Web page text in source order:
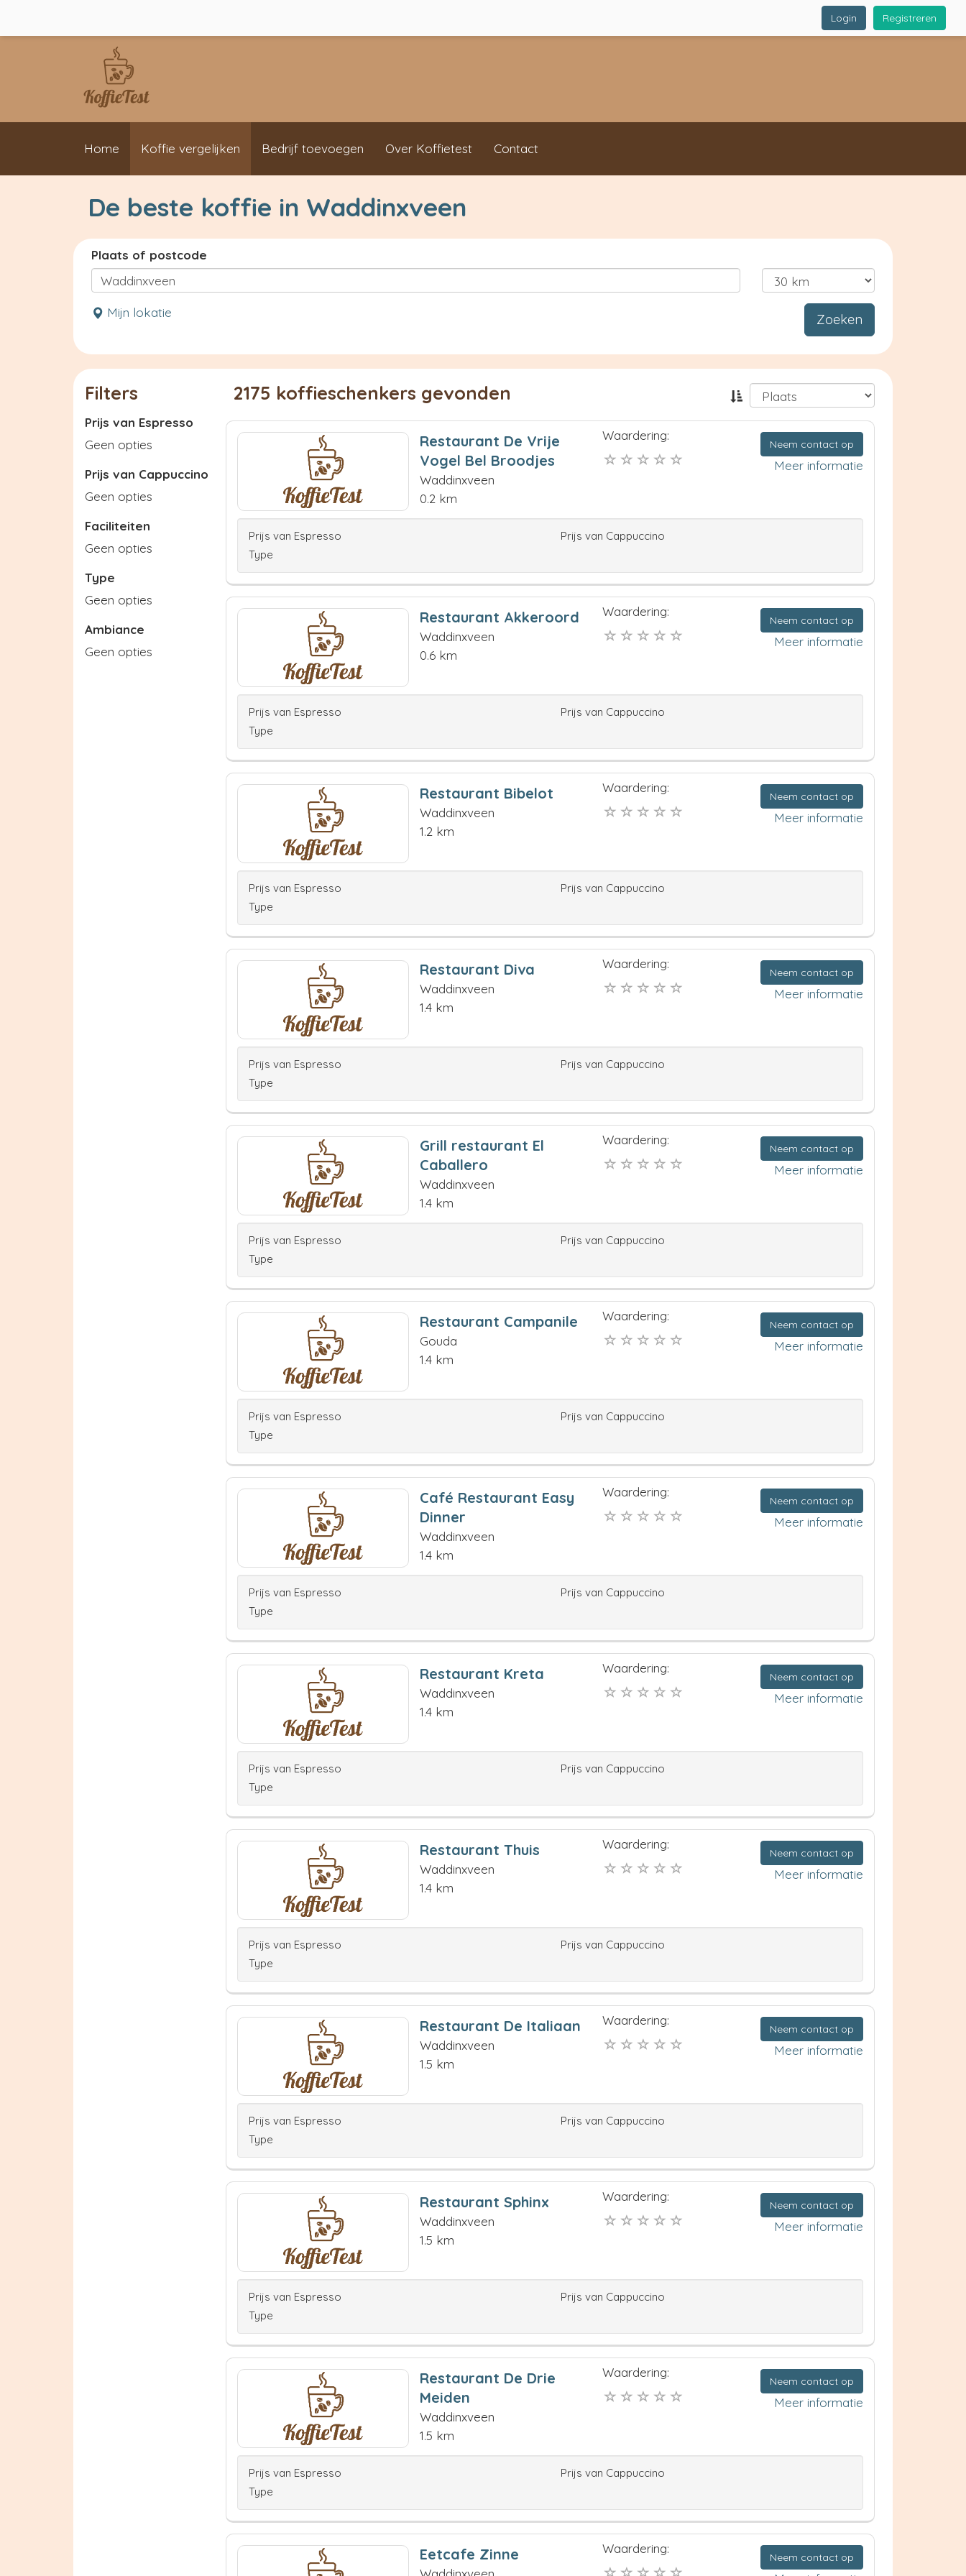
Registreren
Login
Home Koffie vergelijken Bedrijf toevoegen Over Koffietest Contact
De beste koffie in Waddinxveen
Plaats of postcode
Mijn lokatie Zoeken
Filters
Prijs van Espresso
Geen opties
Prijs van Cappuccino
Geen opties
Faciliteiten
Geen opties
Type
Geen opties
Ambiance
Geen opties
2175 koffieschenkers gevonden
Restaurant De Vrije
Vogel Bel Broodjes
Waddinxveen
0.2 km
Waardering:
Neem contact op
Meer informatie
Prijs van Espresso
Prijs van Cappuccino
Type
Restaurant Akkeroord
Waddinxveen
0.6 km
Waardering:
Neem contact op
Meer informatie
Prijs van Espresso
Prijs van Cappuccino
Type
Restaurant Bibelot
Waddinxveen
1.2 km
Waardering:
Neem contact op
Meer informatie
Prijs van Espresso
Prijs van Cappuccino
Type
Restaurant Diva
Waddinxveen
1.4 km
Waardering:
Neem contact op
Meer informatie
Prijs van Espresso
Prijs van Cappuccino
Type
Grill restaurant El
Caballero
Waddinxveen
1.4 km
Waardering:
Neem contact op
Meer informatie
Prijs van Espresso
Prijs van Cappuccino
Type
Restaurant Campanile
Gouda
1.4 km
Waardering:
Neem contact op
Meer informatie
Prijs van Espresso
Prijs van Cappuccino
Type
Café Restaurant Easy
Dinner
Waddinxveen
1.4 km
Waardering:
Neem contact op
Meer informatie
Prijs van Espresso
Prijs van Cappuccino
Type
Restaurant Kreta
Waddinxveen
1.4 km
Waardering:
Neem contact op
Meer informatie
Prijs van Espresso
Prijs van Cappuccino
Type
Restaurant Thuis
Waddinxveen
1.4 km
Waardering:
Neem contact op
Meer informatie
Prijs van Espresso
Prijs van Cappuccino
Type
Restaurant De Italiaan
Waddinxveen
1.5 km
Waardering:
Neem contact op
Meer informatie
Prijs van Espresso
Prijs van Cappuccino
Type
Restaurant Sphinx
Waddinxveen
1.5 km
Waardering:
Neem contact op
Meer informatie
Prijs van Espresso
Prijs van Cappuccino
Type
Restaurant De Drie
Meiden
Waddinxveen
1.5 km
Waardering:
Neem contact op
Meer informatie
Prijs van Espresso
Prijs van Cappuccino
Type
Eetcafe Zinne Waardering:
Neem contact op